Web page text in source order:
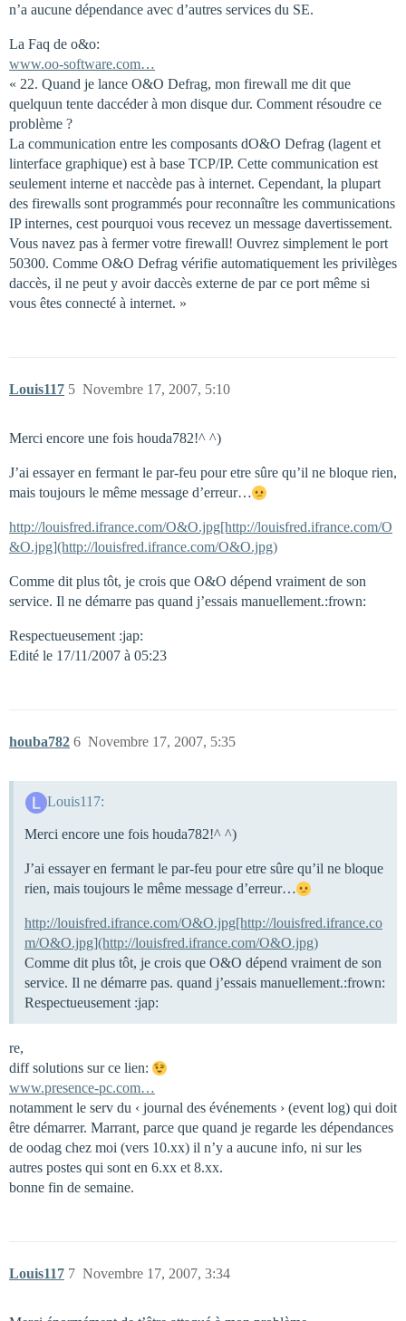
n’a aucune dépendance avec d’autres services du SE.
La Faq de o&o:
www.oo-software.com…
« 22. Quand je lance O&O Defrag, mon firewall me dit que
quelquun tente daccéder à mon disque dur. Comment résoudre ce
problème ?
La communication entre les composants dO&O Defrag (lagent et
linterface graphique) est à base TCP/IP. Cette communication est
seulement interne et naccède pas à internet. Cependant, la plupart
des firewalls sont programmés pour reconnaître les communications
IP internes, cest pourquoi vous recevez un message davertissement.
Vous navez pas à fermer votre firewall! Ouvrez simplement le port
50300. Comme O&O Defrag vérifie automatiquement les privilèges
daccès, il ne peut y avoir daccès externe de par ce port même si
vous êtes connecté à internet. »
Louis117 Novembre 17, 2007, 5:10
5
Merci encore une fois houda782!^ ^)
J’ai essayer en fermant le par-feu pour etre sûre qu’il ne bloque rien,
mais toujours le même message d’erreur…
http://louisfred.ifrance.com/O&O.jpg[http://louisfred.ifrance.com/O
&O.jpg](http://louisfred.ifrance.com/O&O.jpg)
Comme dit plus tôt, je crois que O&O dépend vraiment de son
service. Il ne démarre pas quand j’essais manuellement.:frown:
Respectueusement :jap:
Edité le 17/11/2007 à 05:23
houba782 Novembre 17, 2007, 5:35
6
Louis117:
Merci encore une fois houda782!^ ^)
J’ai essayer en fermant le par-feu pour etre sûre qu’il ne bloque
rien, mais toujours le même message d’erreur…
http://louisfred.ifrance.com/O&O.jpg[http://louisfred.ifrance.co
m/O&O.jpg](http://louisfred.ifrance.com/O&O.jpg)
Comme dit plus tôt, je crois que O&O dépend vraiment de son
service. Il ne démarre pas. quand j’essais manuellement.:frown:
Respectueusement :jap:
re,
diff solutions sur ce lien:
www.presence-pc.com…
notamment le serv du ‹ journal des événements › (event log) qui doit
être démarrer. Marrant, parce que quand je regarde les dépendances
de oodag chez moi (vers 10.xx) il n’y a aucune info, ni sur les
autres postes qui sont en 6.xx et 8.xx.
bonne fin de semaine.
Louis117 Novembre 17, 2007, 3:34
7